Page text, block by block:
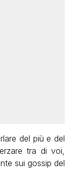
del più e del
tra di voi,
sui gossip del